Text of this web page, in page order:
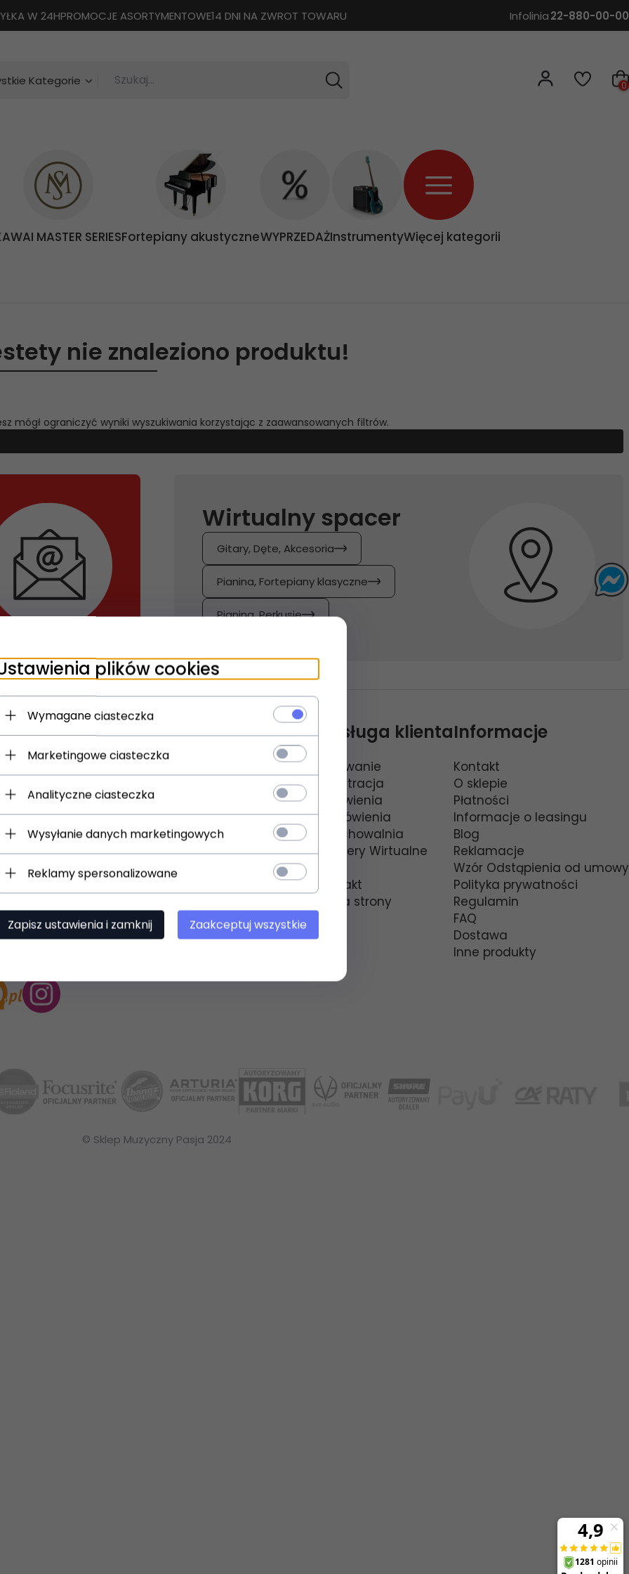
W 24HPROMOCJE ASORTYMENTOWE14 DNI NA ZWROT TOWARU Infolinia22-880-00-00
categories_searcher
Kategorie Szukaj... 0
MASTER SERIESFortepiany akustyczneWYPRZEDAŻInstrumentyWięcej kategorii
nie znaleziono produktu!
mógł ograniczyć wyniki wyszukiwania korzystając z zaawansowanych filtrów.
Wirtualny spacer
Gitary, Dęte, Akcesoria
Pianina, Fortepiany klasyczne
Pianina, Perkusje
,Polska
mBank:
0000 3102 4903 0792
Obsługa klienta
Logowanie
Rejestracja
Ustawienia
Zamówienia
Przechowalnia
Spacery Wirtualne
Kontakt
Mapa strony
Informacje
Kontakt
O sklepie
Płatności
Informacje o leasingu
Blog
Reklamacje
Wzór Odstąpienia od umowy
Polityka prywatności
Regulamin
FAQ
Dostawa
Inne produkty
© Sklep Muzyczny Pasja 2024
plików cookies
Wymagane ciasteczka
Marketingowe ciasteczka
Analityczne ciasteczka
Wysyłanie danych marketingowych
Reklamy spersonalizowane
Zapisz ustawienia i zamknij Zaakceptuj wszystkie